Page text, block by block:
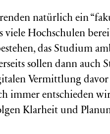
natürlich ein
viele Hochschulen
das Studium
sollen dann auch
Vermittlung davor
immer entschieden
Klarheit und